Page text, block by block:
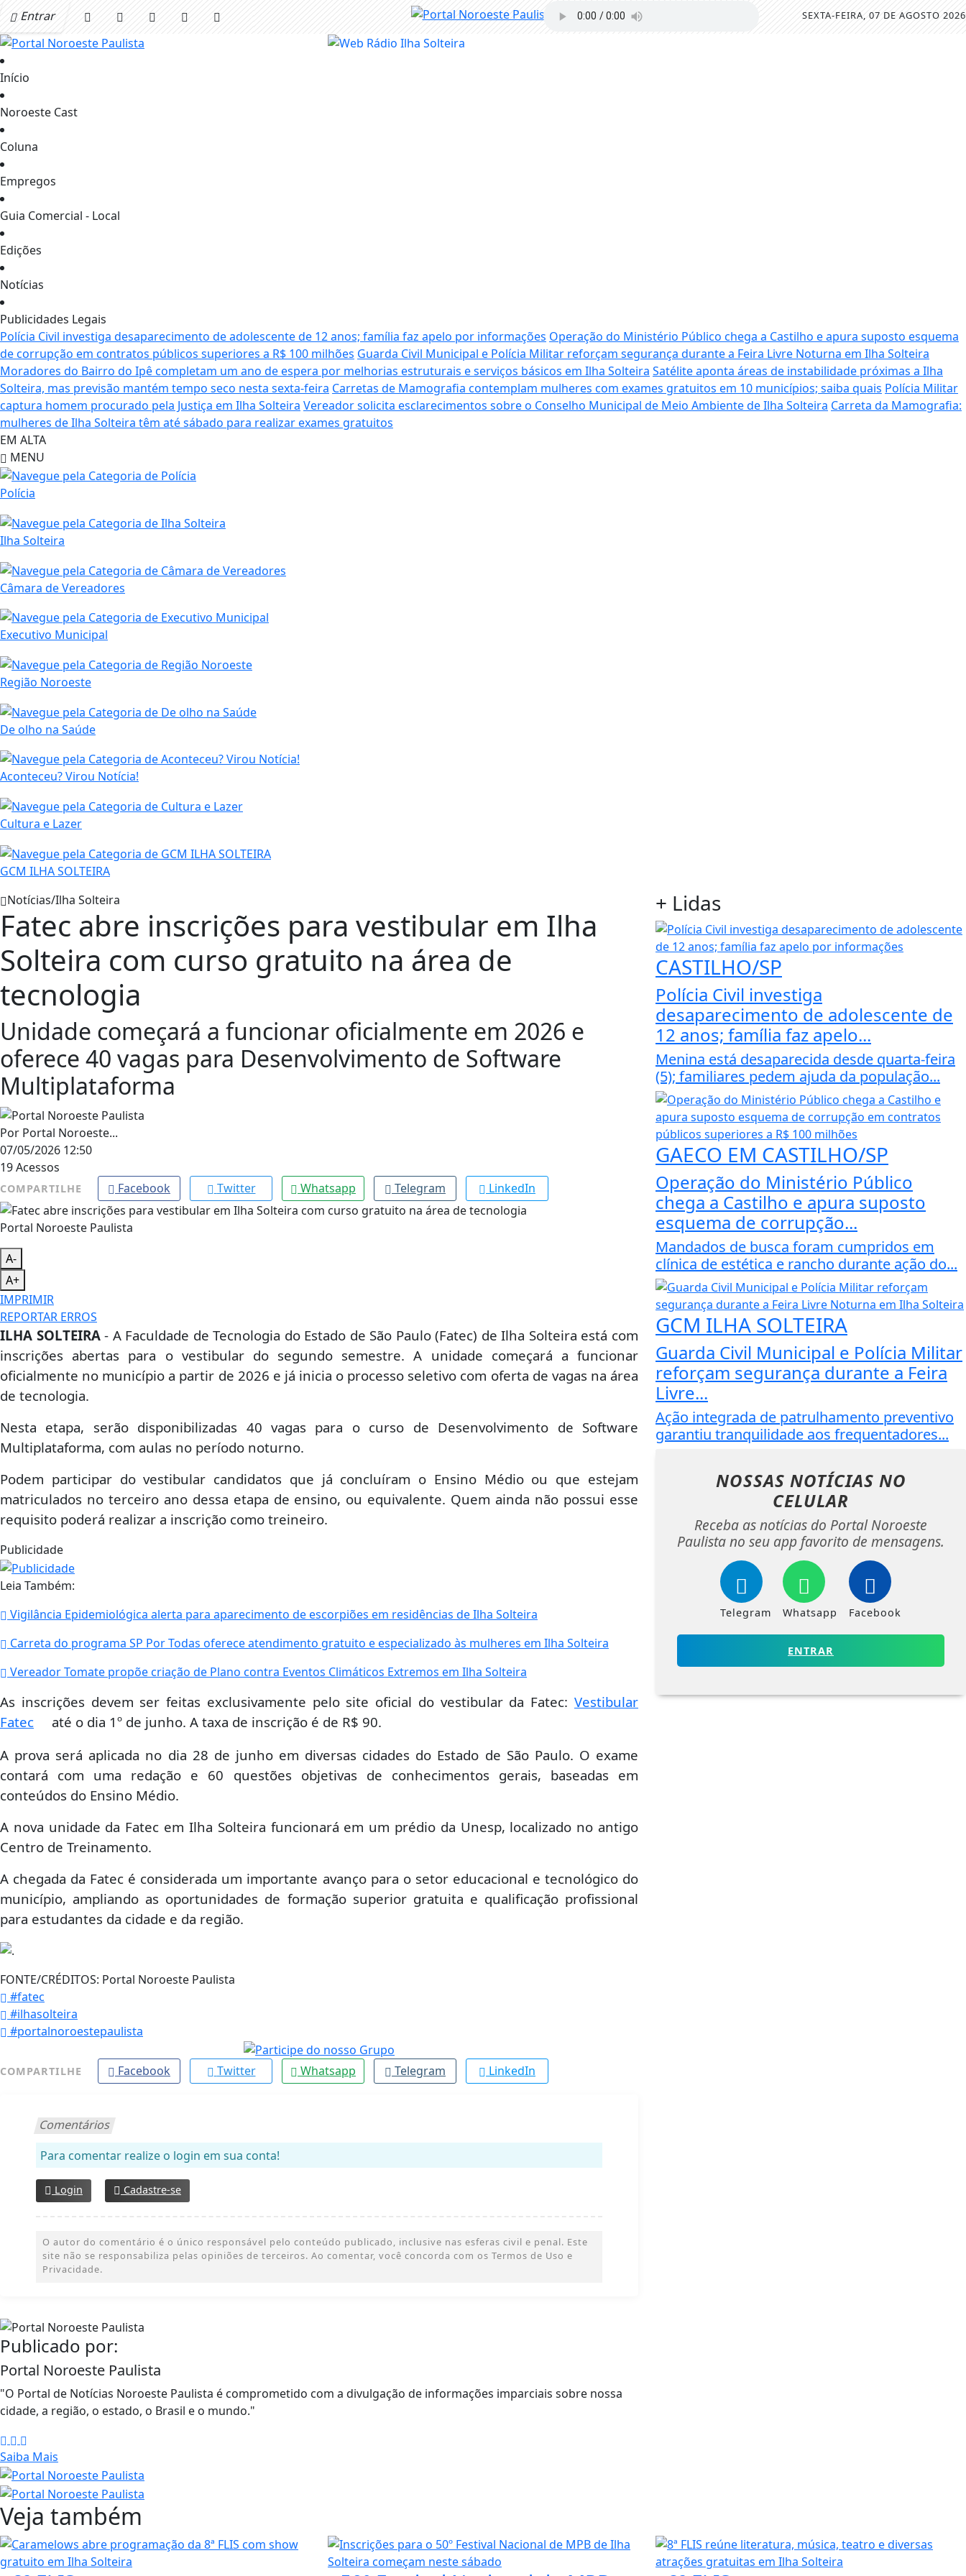
Entrar SEXTA-FEIRA, 07 DE AGOSTO 2026
Início
Noroeste Cast
Coluna
Empregos
Guia Comercial - Local
Edições
Notícias
Publicidades Legais
Polícia Civil investiga desaparecimento de adolescente de 12 anos; família faz apelo por informações Operação do Ministério Público chega a Castilho e apura suposto esquema
de corrupção em contratos públicos superiores a R$ 100 milhões Guarda Civil Municipal e Polícia Militar reforçam segurança durante a Feira Livre Noturna em Ilha Solteira
Moradores do Bairro do Ipê completam um ano de espera por melhorias estruturais e serviços básicos em Ilha Solteira Satélite aponta áreas de instabilidade próximas a Ilha
Solteira, mas previsão mantém tempo seco nesta sexta-feira Carretas de Mamografia contemplam mulheres com exames gratuitos em 10 municípios; saiba quais Polícia Militar
captura homem procurado pela Justiça em Ilha Solteira Vereador solicita esclarecimentos sobre o Conselho Municipal de Meio Ambiente de Ilha Solteira Carreta da Mamografia:
mulheres de Ilha Solteira têm até sábado para realizar exames gratuitos
EM ALTA
MENU
Polícia
Ilha Solteira
Câmara de Vereadores
Executivo Municipal
Região Noroeste
De olho na Saúde
Aconteceu? Virou Notícia!
Cultura e Lazer
GCM ILHA SOLTEIRA
Notícias/Ilha Solteira
Fatec abre inscrições para vestibular em Ilha
Solteira com curso gratuito na área de
tecnologia
Unidade começará a funcionar oficialmente em 2026 e
oferece 40 vagas para Desenvolvimento de Software
Multiplataforma
Por Portal Noroeste...
07/05/2026 12:50
19Acessos
COMPARTILHE Facebook Twitter Whatsapp Telegram LinkedIn
Portal Noroeste Paulista
A-
A+
IMPRIMIR
REPORTAR ERROS
ILHA SOLTEIRA- A Faculdade de Tecnologia do Estado de São Paulo (Fatec) de Ilha Solteira está com
inscrições abertas para o vestibular do segundo semestre. A unidade começará a funcionar
oficialmente no município a partir de 2026 e já inicia o processo seletivo com oferta de vagas na área
de tecnologia.
Nesta etapa, serão disponibilizadas 40 vagas para o curso de Desenvolvimento de Software
Multiplataforma, com aulas no período noturno.
Podem participar do vestibular candidatos que já concluíram o Ensino Médio ou que estejam
matriculados no terceiro ano dessa etapa de ensino, ou equivalente. Quem ainda não possui esse
requisito poderá realizar a inscrição como treineiro.
Publicidade
Leia Também:
Vigilância Epidemiológica alerta para aparecimento de escorpiões em residências de Ilha Solteira
Carreta do programa SP Por Todas oferece atendimento gratuito e especializado às mulheres em Ilha Solteira
Vereador Tomate propõe criação de Plano contra Eventos Climáticos Extremos em Ilha Solteira
As inscrições devem ser feitas exclusivamente pelo site oficial do vestibular da Fatec: Vestibular
Fatec
até o dia 1º de junho. A taxa de inscrição é de R$ 90.
A prova será aplicada no dia 28 de junho em diversas cidades do Estado de São Paulo. O exame
contará com uma redação e 60 questões objetivas de conhecimentos gerais, baseadas em
conteúdos do Ensino Médio.
A nova unidade da Fatec em Ilha Solteira funcionará em um prédio da Unesp, localizado no antigo
Centro de Treinamento.
A chegada da Fatec é considerada um importante avanço para o setor educacional e tecnológico do
município, ampliando as oportunidades de formação superior gratuita e qualificação profissional
para estudantes da cidade e da região.
FONTE/CRÉDITOS: Portal Noroeste Paulista
#fatec
#ilhasolteira
#portalnoroestepaulista
COMPARTILHE Facebook Twitter Whatsapp Telegram LinkedIn
Comentários
Para comentar realize o login em sua conta!
Login Cadastre-se
O autor do comentário é o único responsável pelo conteúdo publicado, inclusive nas esferas civil e penal. Este
site não se responsabiliza pelas opiniões de terceiros. Ao comentar, você concorda com os Termos de Uso e
Privacidade.
Publicado por:
Portal Noroeste Paulista
"O Portal de Notícias Noroeste Paulista é comprometido com a divulgação de informações imparciais sobre nossa
cidade, a região, o estado, o Brasil e o mundo."
Saiba Mais
+ Lidas
CASTILHO/SP
Polícia Civil investiga
desaparecimento de adolescente de
12 anos; família faz apelo...
Menina está desaparecida desde quarta-feira
(5); familiares pedem ajuda da população...
GAECO EM CASTILHO/SP
Operação do Ministério Público
chega a Castilho e apura suposto
esquema de corrupção...
Mandados de busca foram cumpridos em
clínica de estética e rancho durante ação do...
GCM ILHA SOLTEIRA
Guarda Civil Municipal e Polícia Militar
reforçam segurança durante a Feira
Livre...
Ação integrada de patrulhamento preventivo
garantiu tranquilidade aos frequentadores...
NOSSAS NOTÍCIAS NO
CELULAR
Receba as notícias do Portal Noroeste
Paulista no seu app favorito de mensagens.
Telegram Whatsapp Facebook
ENTRAR
Veja também